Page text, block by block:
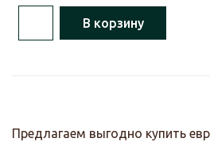
В корзину
Предлагаем выгодно купить